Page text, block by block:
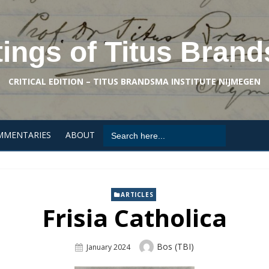
of Titus
CRITICAL EDITION – TITUS BRANDSMA INSTITUTE NIJMEGEN
ABOUT Search
for:
ARTICLES
Frisia Catholica
Posted
January 2024 Author
Bos (TBI)